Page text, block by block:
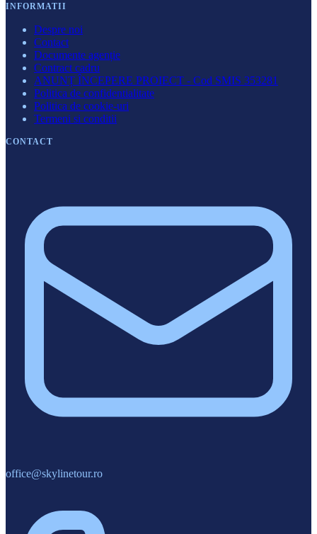
INFORMATII
Despre noi
Contact
Documente agenție
Contract cadru
ANUNȚ ÎNCEPERE PROIECT - Cod SMIS 353281
Politica de confidentialitate
Politica de cookie-uri
Termeni si conditii
CONTACT
office@skylinetour.ro